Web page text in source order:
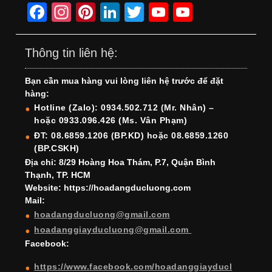
F
a
c
e
b
o
o
k
In
st
a
gr
a
m
Pi
nt
er
e
st
Li
n
e
dI
n
T
wi
er
Y
o
T
u
b
e
o
T
u
b
e
h
Thông tin liên hệ:
Bạn cần mua hàng vui lòng liên hệ trước để đặt
hàng:
Hotline (Zalo): 0934.502.712 (Mr. Nhân) –
hoặc 0933.096.426 (Ms. Vân Phạm)
ĐT: 08.6859.1206 (BP.KD) hoặc 08.6859.1260
(BP.CSKH)
Địa chỉ: 8/29 Hoàng Hoa Thám, P.7, Quận Bình
Thạnh, TP. HCM
Website: https://hoadangducluong.com
Mail:
hoadangducluong@gmail.com
hoadanggiayducluong@gmail.com
Facebook:
https://www.facebook.com/hoadanggiayducl